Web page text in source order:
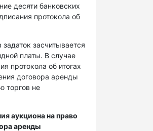
десяти банковских
протокола об
засчитывается
платы. В случае
протокола об итогах
договора аренды
торгов не
аукциона на право
аренды